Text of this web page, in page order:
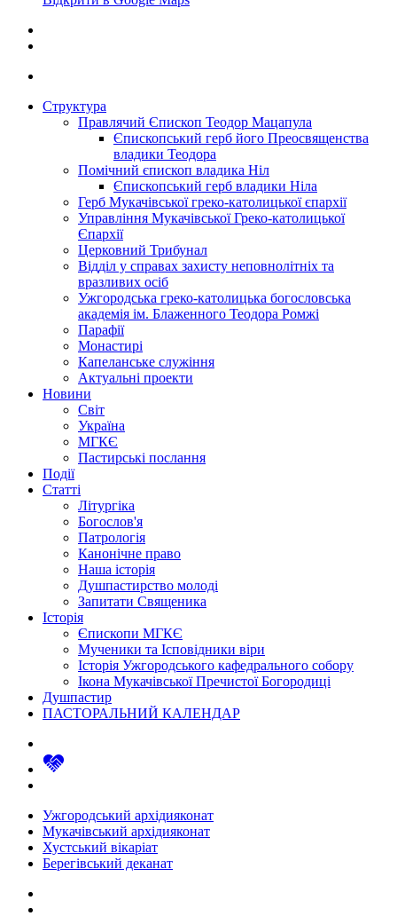
Структура
Правлячий Єпископ Теодор Мацапула
Єпископський герб його Преосвященства
владики Теодора
Помічний єпископ владика Ніл
Єпископський герб владики Ніла
Герб Мукачівської греко-католицької єпархії
Управління Мукачівської Греко-католицької
Єпархії
Церковний Трибунал
Відділ у справах захисту неповнолітніх та
вразливих осіб
Ужгородська греко-католицька богословська
академія ім. Блаженного Теодора Ромжі
Парафії
Монастирі
Капеланське служіння
Актуальні проекти
Новини
Світ
Україна
МГКЄ
Пастирські послання
Події
Статті
Літургіка
Богослов'я
Патрологія
Канонічне право
Наша історія
Душпастирство молоді
Запитати Священика
Історія
Єпископи МГКЄ
Мученики та Ісповідники віри
Історія Ужгородського кафедрального собору
Ікона Мукачівської Пречистої Богородиці
Душпастир
ПАСТОРАЛЬНИЙ КАЛЕНДАР
Ужгородський архідияконат
Мукачівський архідияконат
Хустський вікаріат
Берегівський деканат